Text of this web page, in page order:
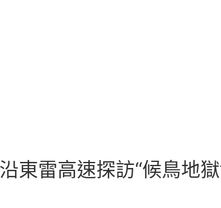
東雷高速探訪“候鳥地